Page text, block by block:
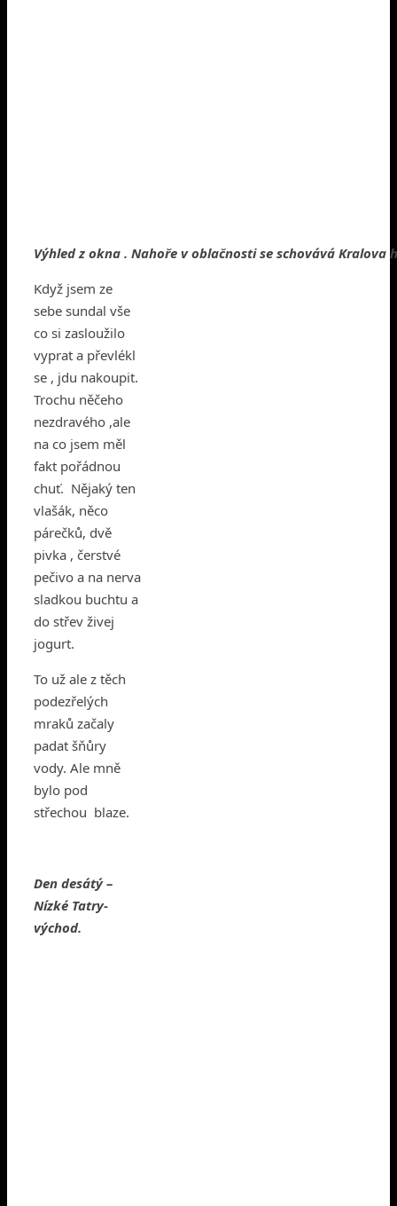
Výhled z okna . Nahoře v oblačnosti se schovává Kralova
Když jsem ze
sebe sundal vše
co si zasloužilo
vyprat a převlékl
se , jdu nakoupit.
Trochu něčeho
nezdravého ,ale
na co jsem měl
fakt pořádnou
chuť. Nějaký ten
vlašák, něco
párečků, dvě
pivka , čerstvé
pečivo a na nerva
sladkou buchtu a
do střev živej
jogurt.
To už ale z těch
podezřelých
mraků začaly
padat šňůry
vody. Ale mně
bylo pod
střechou blaze.
Den desátý –
Nízké Tatry-
východ.